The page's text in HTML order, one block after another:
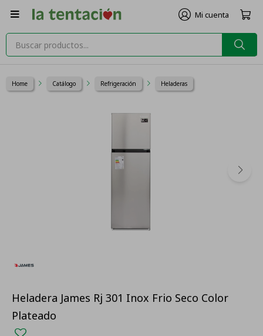

Home Catálogo Refrigeración Heladeras
Heladera James Rj 301 Inox Frio Seco Color
Plateado